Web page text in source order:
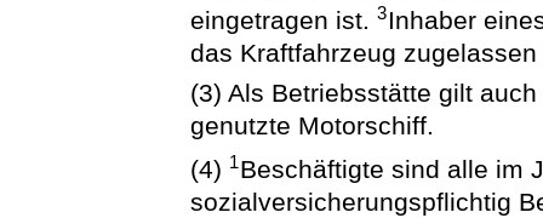
eingetragen ist.3Inhaber
das Kraftfahrzeug zugelassen
(3) Als Betriebsstätte gilt
genutzte Motorschiff.
(4) 1Beschäftigte sind alle im
sozialversicherungspflichtig